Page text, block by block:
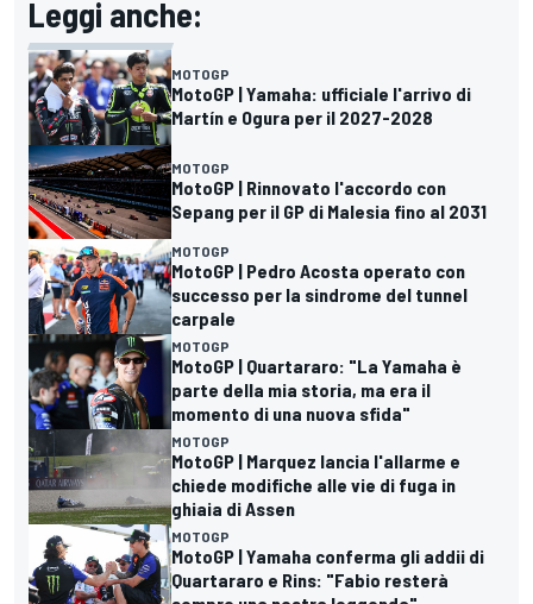
Leggi anche:
MOTOGP
MotoGP | Yamaha: ufficiale l'arrivo di
Martín e Ogura per il 2027-2028
MOTOGP
MotoGP | Rinnovato l'accordo con
Sepang per il GP di Malesia fino al 2031
MOTOGP
MotoGP | Pedro Acosta operato con
successo per la sindrome del tunnel
carpale
MOTOGP
MotoGP | Quartararo: "La Yamaha è
parte della mia storia, ma era il
momento di una nuova sfida"
MOTOGP
MotoGP | Marquez lancia l'allarme e
chiede modifiche alle vie di fuga in
ghiaia di Assen
MOTOGP
MotoGP | Yamaha conferma gli addii di
Quartararo e Rins: "Fabio resterà